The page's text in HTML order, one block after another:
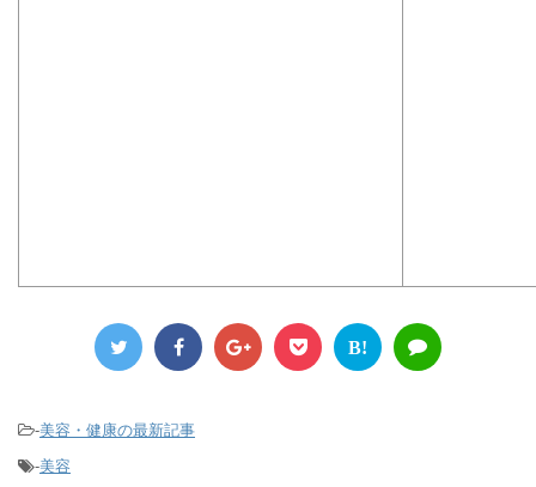
B!
-美容・健康の最新記事
-美容